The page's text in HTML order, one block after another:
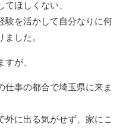
ほしくない、
験を活かして自分なりに何
した。
が、
仕事の都合で埼玉県に来ま
に出る気がせず、家にこ